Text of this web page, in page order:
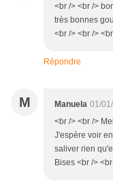
<br /> <br />
très bonnes
<br /> <br />
Répondre
M Manuela 01/
<br /> <br />
J'espère voir
saliver rien
Bises <br />